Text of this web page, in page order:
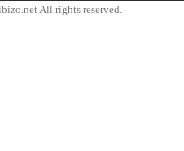
All rights reserved.